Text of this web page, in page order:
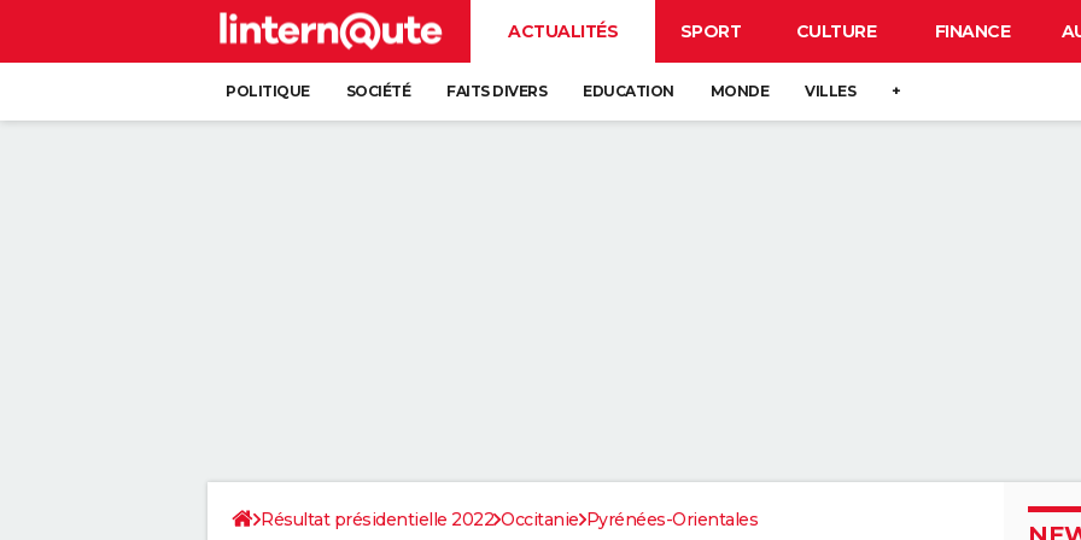
ACTUALITÉS SPORT CULTURE FINANCE
POLITIQUE SOCIÉTÉ FAITS DIVERS EDUCATION MONDE VILLES +
Résultat présidentielle 2022 Occitanie Pyrénées-Orientales